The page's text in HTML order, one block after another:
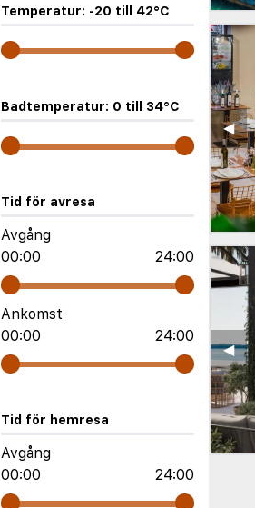
Temperatur: -20 till 42°C
Badtemperatur: 0 till 34°C
Tid för avresa
Avgång
00:00
24:00
Ankomst
00:00
24:00
Tid för hemresa
Avgång
00:00
24:00
◀︎
◀︎